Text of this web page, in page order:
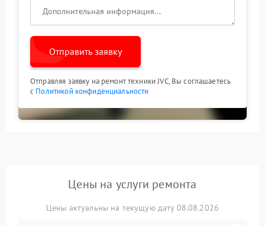
Отправить заявку
Отправляя заявку на ремонт техники JVC, Вы соглашаетесь
с Политикой конфиденциальности
Цены на услуги ремонта
Цены актуальны на текущую дату 08.08.2026